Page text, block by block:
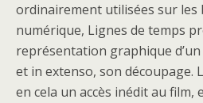
ordinairement utilisées sur les
numérique, Lignes de temps
représentation graphique d’un
et in extenso, son découpage.
en cela un accès inédit au film,